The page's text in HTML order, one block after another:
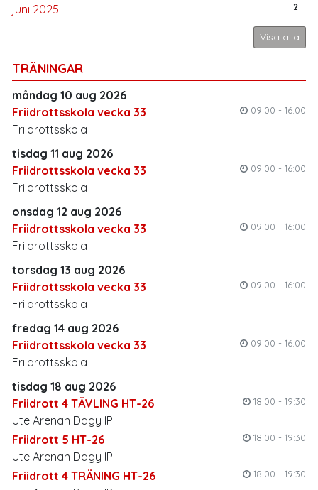
juni 2025 2
Visa alla
TRÄNINGAR
måndag 10 aug 2026
Friidrottsskola vecka 33
09:00 - 16:00
Friidrottsskola
tisdag 11 aug 2026
Friidrottsskola vecka 33
09:00 - 16:00
Friidrottsskola
onsdag 12 aug 2026
Friidrottsskola vecka 33
09:00 - 16:00
Friidrottsskola
torsdag 13 aug 2026
Friidrottsskola vecka 33
09:00 - 16:00
Friidrottsskola
fredag 14 aug 2026
Friidrottsskola vecka 33
09:00 - 16:00
Friidrottsskola
tisdag 18 aug 2026
Friidrott 4 TÄVLING HT-26
18:00 - 19:30
Ute Arenan Dagy IP
Friidrott 5 HT-26
18:00 - 19:30
Ute Arenan Dagy IP
Friidrott 4 TRÄNING HT-26
18:00 - 19:30